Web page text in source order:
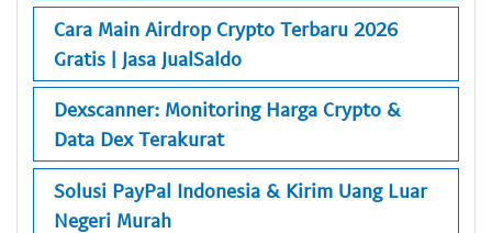
Cara Main Airdrop Crypto Terbaru 2026
Gratis | Jasa JualSaldo
Dexscanner: Monitoring Harga Crypto &
Data Dex Terakurat
Solusi PayPal Indonesia & Kirim Uang Luar
Negeri Murah